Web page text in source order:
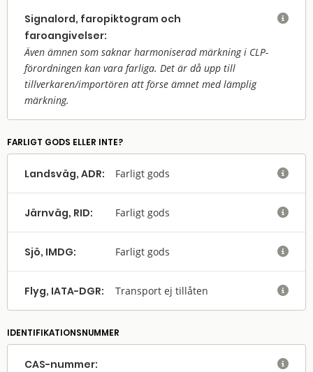
Signalord, faropiktogram och
faroangivelser:
Även ämnen som saknar harmoniserad märkning i CLP-
förordningen kan vara farliga. Det är då upp till
tillverkaren/importören att förse ämnet med lämplig
märkning.

FARLIGT GODS ELLER INTE?
Landsväg, ADR: Farligt gods 
Järnväg, RID: Farligt gods 
Sjö, IMDG: Farligt gods 
Flyg, IATA-DGR: Transport ej tillåten 
IDENTIFIKATIONSNUMMER
CAS-nummer: 